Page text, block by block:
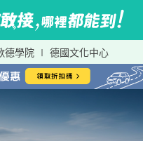
德學院 ∣ 德國文化中心